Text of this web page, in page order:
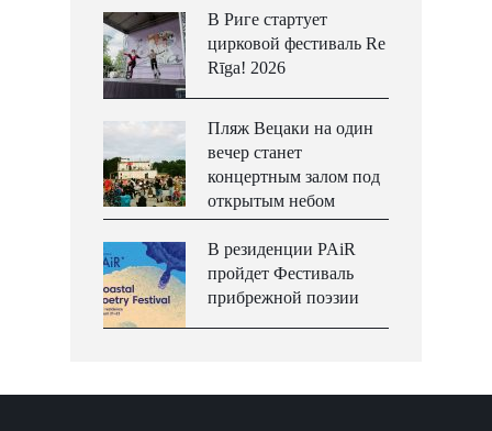
В Риге стартует
цирковой фестиваль Re
Rīga! 2026
Пляж Вецаки на один
вечер станет
концертным залом под
открытым небом
В резиденции PAiR
пройдет Фестиваль
прибрежной поэзии